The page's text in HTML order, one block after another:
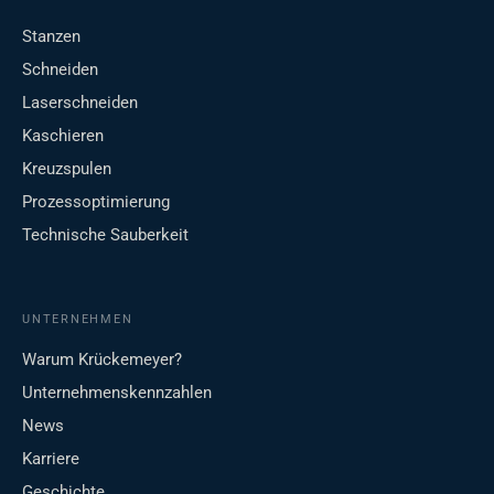
Stanzen
Schneiden
Laserschneiden
Kaschieren
Kreuzspulen
Prozessoptimierung
Technische Sauberkeit
UNTERNEHMEN
Warum Krückemeyer?
Unternehmenskennzahlen
News
Karriere